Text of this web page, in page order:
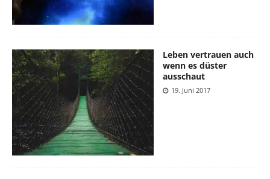
Leben vertrauen auch
wenn es düster
ausschaut
19. Juni 2017